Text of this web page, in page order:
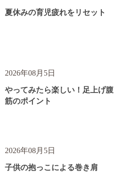
夏休みの育児疲れをリセット
2026年08月5日
やってみたら楽しい！足上げ腹
筋のポイント
2026年08月5日
子供の抱っこによる巻き肩